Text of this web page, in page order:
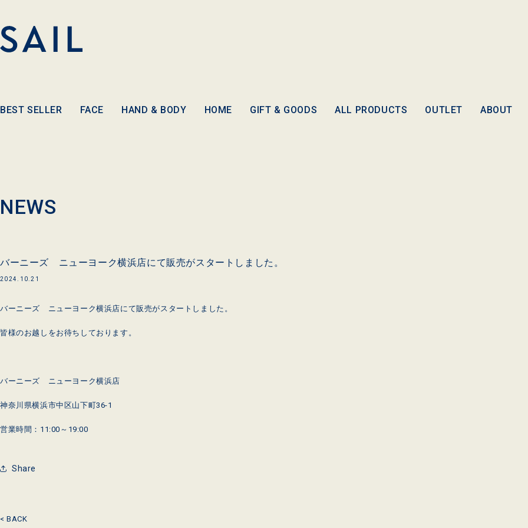
進む
BEST SELLER FACE HAND & BODY HOME GIFT & GOODS ALL PRODUCTS OUTLET ABOUT
NEWS
バーニーズ ニューヨーク横浜店にて販売がスタートしました。
2024.10.21
バーニーズ ニューヨーク横浜店にて販売がスタートしました。
皆様のお越しをお待ちしております。
バーニーズ ニューヨーク横浜店
神奈川県横浜市中区山下町36-1
営業時間：11:00～19:00
Share
< BACK